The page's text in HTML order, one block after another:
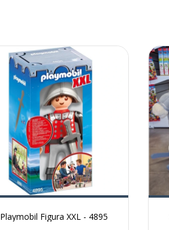
Playmobil Figura XXL - 4895